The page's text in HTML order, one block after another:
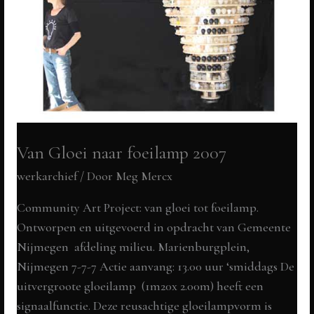
Van Gloei naar foeilamp 2007
werkarchief/ Door Meg Mercx
Community Art Project: van gloei tot foeilamp.
Ontworpen en uitgevoerd in opdracht van Gemeente
Nijmegen afdeling milieu. Marienburgplein,
Nijmegen 7-7-7 Actie aanvang: 13.00 uur ‘smiddags De
uitvergroote gloeilamp (1m20x 2.00m) heeft een
signaalfunctie. Deze reusachtige gloeilampvorm is